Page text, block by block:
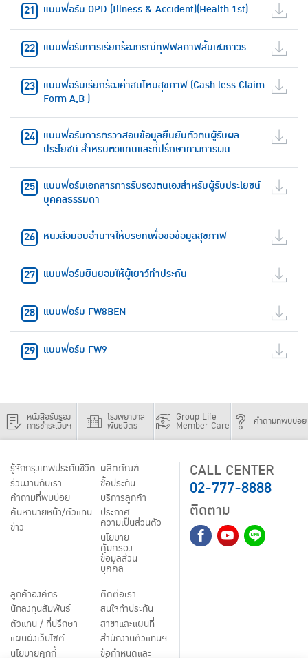
แบบฟอร์ม OPD (Illness & Accident)(Health 1st)
แบบฟอร์มการเรียกร้องกรณีทุพพลภาพสิ้นเชิงถาวร
แบบฟอร์มเรียกร้องค่าสินไหมสุขภาพ (Cash less Claim
Form A,B )
แบบฟอร์มการตรวจสอบข้อมูลยืนยันตัวตนผู้รับผล
ประโยชน์ สำหรับตัวแทนและที่ปรึกษาทางการเงิน
แบบฟอร์มเอกสารการรับรองตนเองสำหรับผู้รับประโยชน์
บุคคลธรรมดา
หนังสือมอบอำนาจให้บริษัทเพื่อขอข้อมูลสุขภาพ
แบบฟอร์มยินยอมให้ผู้เยาว์ทำประกัน
แบบฟอร์ม FW8BEN
แบบฟอร์ม FW9
หนังสือรับรอง
การชำระเบี้ยฯ
โรงพยาบาล
พันธมิตร
Group Life
Member Care คำถามที่พบบ่อย
รู้จักกรุงเทพประกันชีวิต
ร่วมงานกับเรา
คำถามที่พบบ่อย
ค้นหานายหน้า/ตัวแทน
ข่าว
ผลิตภัณฑ์
ชื้อประกัน
บริการลูกค้า
ประกาศ
ความเป็นส่วนตัว
นโยบาย
คุ้มครอง
ข้อมูลส่วน
บุคคล
ลูกค้าองค์กร
นักลงทุนสัมพันธ์
ตัวแทน / ที่ปรึกษา
แผนผังเว็บไซต์
นโยบายคุกกี้
ติดต่อเรา
สนใจทำประกัน
สาขาและแผนที่
สำนักงานตัวแทนฯ
ข้อกำหนดและ
CALL CENTER
02-777-8888
ติดตาม